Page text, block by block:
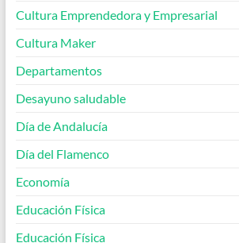
Cultura Emprendedora y Empresarial
Cultura Maker
Departamentos
Desayuno saludable
Día de Andalucía
Día del Flamenco
Economía
Educación Física
Educación Física